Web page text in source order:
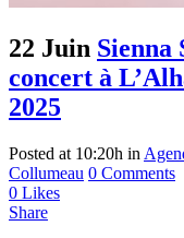
22 Juin Sienna
concert à
2025
Posted at 10:20h in
Collumeau 0 Comments
0 Likes
Share